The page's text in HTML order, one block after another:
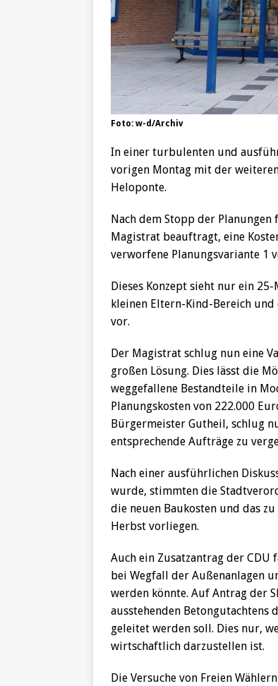
Foto: w-d/Archiv
In einer turbulenten und
vorigen Montag mit der
Heloponte.
Nach dem Stopp der
Magistrat beauftragt, eine
verworfene Planungsvariante 1
Dieses Konzept sieht nur ein
kleinen Eltern-Kind-Bereich
vor.
Der Magistrat schlug nun eine
großen Lösung. Dies lässt die
weggefallene Bestandteile in
Planungskosten von 222.000
Bürgermeister Gutheil, schlug
entsprechende Aufträge zu
Nach einer ausführlichen
wurde, stimmten die
die neuen Baukosten und das
Herbst vorliegen.
Auch ein Zusatzantrag der
bei Wegfall der Außenanlagen
werden könnte. Auf Antrag der
ausstehenden Betongutachtens
geleitet werden soll. Dies nur,
wirtschaftlich darzustellen ist.
Die Versuche von Freien